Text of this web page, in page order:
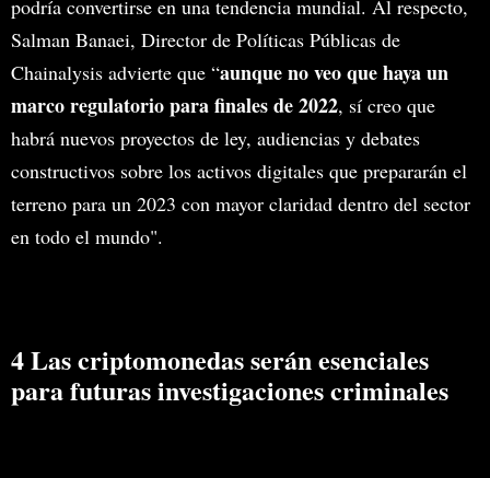
podría convertirse en una tendencia mundial. Al respecto,
Salman Banaei, Director de Políticas Públicas de
Chainalysis advierte que “aunque no veo que haya un
marco regulatorio para finales de 2022, sí creo que
habrá nuevos proyectos de ley, audiencias y debates
constructivos sobre los activos digitales que prepararán el
terreno para un 2023 con mayor claridad dentro del sector
en todo el mundo".
4 Las criptomonedas serán esenciales
para futuras investigaciones criminales